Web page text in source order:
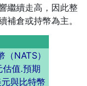
繼續走高，因此整
補倉或持幣為主。
NATS）
估值.預期
與比特幣